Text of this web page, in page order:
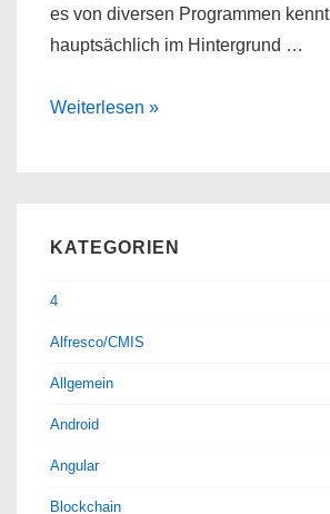
es von diversen Programmen
hauptsächlich im Hintergrund …
Ein
anzeigen
Klick
ein
Menü
Weiterlesen »
KATEGORIEN
4
Alfresco/CMIS
Allgemein
Android
Angular
Blockchain